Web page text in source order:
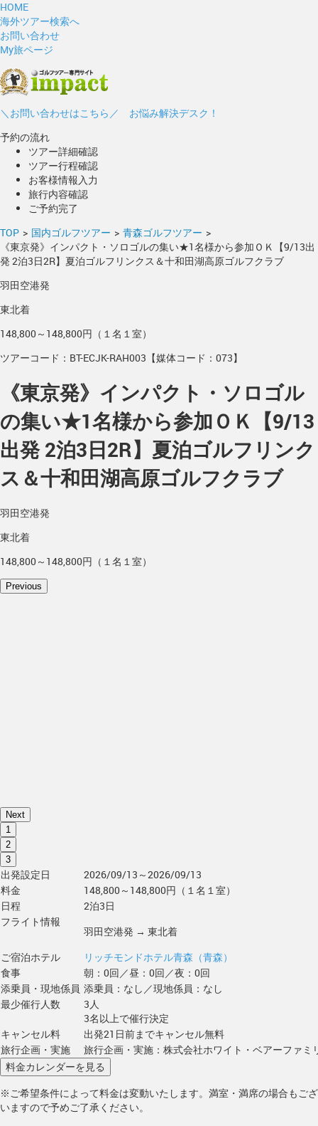
HOME
海外ツアー検索へ
お問い合わせ
My旅ページ
＼お問い合わせはこちら／ お悩み解決デスク！
予約の流れ
ツアー詳細確認
ツアー行程確認
お客様情報入力
旅行内容確認
ご予約完了
TOP > 国内ゴルフツアー > 青森ゴルフツアー >
《東京発》インパクト・ソロゴルの集い★1名様から参加ＯＫ【9/13出
発 2泊3日2R】夏泊ゴルフリンクス＆十和田湖高原ゴルフクラブ
羽田空港発
東北着
148,800～148,800円（１名１室）
ツアーコード：BT-ECJK-RAH003【媒体コード：073】
《東京発》インパクト・ソロゴル
の集い★1名様から参加ＯＫ【9/13
出発 2泊3日2R】夏泊ゴルフリンク
ス＆十和田湖高原ゴルフクラブ
羽田空港発
東北着
148,800～148,800円（１名１室）
Previous
Next
1
2
3
出発設定日
2026/09/13～2026/09/13
料金
148,800～148,800円（１名１室）
日程
2泊3日
フライト情報
羽田空港発 → 東北着
ご宿泊ホテル
リッチモンドホテル青森（青森）
食事
朝：0回／昼：0回／夜：0回
添乗員・現地係員 添乗員：なし／現地係員：なし
最少催行人数
3人
3名以上で催行決定
キャンセル料
出発21日前までキャンセル無料
旅行企画・実施
旅行企画・実施：株式会社ホワイト・ベアーファミ
※ご希望条件によって料金は変動いたします。満室・満席の場合もござ
いますので予めご了承ください。